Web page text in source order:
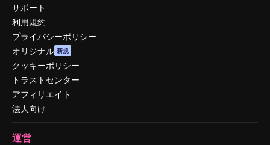
サポート
利用規約
プライバシーポリシー
オリジナル 新規
クッキーポリシー
トラストセンター
アフィリエイト
法人向け
運営